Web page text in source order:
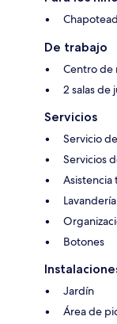
De trabajo
Centro de
2 salas de
Servicios
Servicio
Servicios
Asistencia
Lavandería
Botones
Jardín
Área de